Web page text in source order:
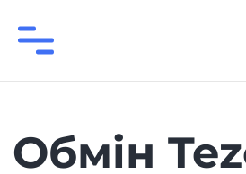
Обмін